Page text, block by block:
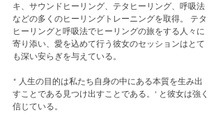
キ、サウンドヒーリング、テタヒーリング、呼吸法
などの多くのヒーリングトレーニングを取得。 テタ
ヒーリングと呼吸法でヒーリングの旅をする人々に
寄り添い、愛を込めて行う彼女のセッションはとて
も深い安らぎを与えている。
" 人生の目的は私たち自身の中にある本質を生み出
すことである見つけ出すことである。' と彼女は強く
信じている。